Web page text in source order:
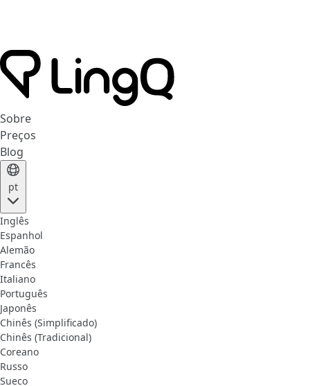
Sobre
Preços
Blog
pt
Inglês
Espanhol
Alemão
Francês
Italiano
Português
Japonês
Chinês (Simplificado)
Chinês (Tradicional)
Coreano
Russo
Sueco